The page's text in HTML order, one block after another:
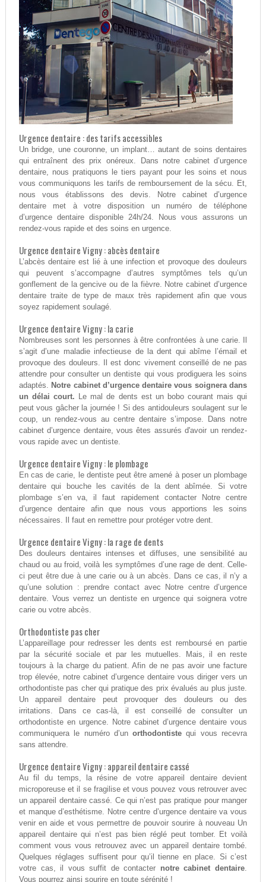
Urgence dentaire : des tarifs accessibles
Un bridge, une couronne, un implant… autant de soins dentaires
qui entraînent des prix onéreux. Dans notre cabinet d’urgence
dentaire, nous pratiquons le tiers payant pour les soins et nous
vous communiquons les tarifs de remboursement de la sécu. Et,
nous vous établissons des devis. Notre cabinet d’urgence
dentaire met à votre disposition un numéro de téléphone
d’urgence dentaire disponible 24h/24. Nous vous assurons un
rendez-vous rapide et des soins en urgence.
Urgence dentaire Vigny : abcès dentaire
L’abcès dentaire est lié à une infection et provoque des douleurs
qui peuvent s’accompagne d’autres symptômes tels qu’un
gonflement de la gencive ou de la fièvre. Notre cabinet d’urgence
dentaire traite de type de maux très rapidement afin que vous
soyez rapidement soulagé.
Urgence dentaire Vigny : la carie
Nombreuses sont les personnes à être confrontées à une carie. Il
s’agit d’une maladie infectieuse de la dent qui abîme l’émail et
provoque des douleurs. Il est donc vivement conseillé de ne pas
attendre pour consulter un dentiste qui vous prodiguera les soins
adaptés. Notre cabinet d’urgence dentaire vous soignera dans
un délai court. Le mal de dents est un bobo courant mais qui
peut vous gâcher la journée ! Si des antidouleurs soulagent sur le
coup, un rendez-vous au centre dentaire s’impose. Dans notre
cabinet d’urgence dentaire, vous êtes assurés d'avoir un rendez-
vous rapide avec un dentiste.
Urgence dentaire Vigny : le plombage
En cas de carie, le dentiste peut être amené à poser un plombage
dentaire qui bouche les cavités de la dent abîmée. Si votre
plombage s’en va, il faut rapidement contacter Notre centre
d’urgence dentaire afin que nous vous apportions les soins
nécessaires. Il faut en remettre pour protéger votre dent.
Urgence dentaire Vigny : la rage de dents
Des douleurs dentaires intenses et diffuses, une sensibilité au
chaud ou au froid, voilà les symptômes d’une rage de dent. Celle-
ci peut être due à une carie ou à un abcès. Dans ce cas, il n’y a
qu’une solution : prendre contact avec Notre centre d’urgence
dentaire. Vous verrez un dentiste en urgence qui soignera votre
carie ou votre abcès.
Orthodontiste pas cher
L’appareillage pour redresser les dents est remboursé en partie
par la sécurité sociale et par les mutuelles. Mais, il en reste
toujours à la charge du patient. Afin de ne pas avoir une facture
trop élevée, notre cabinet d’urgence dentaire vous diriger vers un
orthodontiste pas cher qui pratique des prix évalués au plus juste.
Un appareil dentaire peut provoquer des douleurs ou des
irritations. Dans ce cas-là, il est conseillé de consulter un
orthodontiste en urgence. Notre cabinet d’urgence dentaire vous
communiquera le numéro d’unorthodontiste qui vous recevra
sans attendre.
Urgence dentaire Vigny : appareil dentaire cassé
Au fil du temps, la résine de votre appareil dentaire devient
microporeuse et il se fragilise et vous pouvez vous retrouver avec
un appareil dentaire cassé. Ce qui n’est pas pratique pour manger
et manque d’esthétisme. Notre centre d’urgence dentaire va vous
venir en aide et vous permettre de pouvoir sourire à nouveau Un
appareil dentaire qui n’est pas bien réglé peut tomber. Et voilà
comment vous vous retrouvez avec un appareil dentaire tombé.
Quelques réglages suffisent pour qu’il tienne en place. Si c’est
votre cas, il vous suffit de contacter notre cabinet dentaire.
Vous pourrez ainsi sourire en toute sérénité !